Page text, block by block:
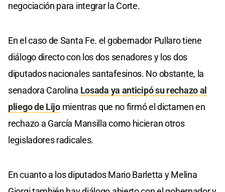
negociación para integrar la Corte.
En el caso de Santa Fe. el gobernador Pullaro tiene
diálogo directo con los dos senadores y los dos
diputados nacionales santafesinos. No obstante, la
senadora Carolina Losada ya anticipó su rechazo al
pliego de Lijomientras que no firmó el dictamen en
rechazo a García Mansilla como hicieran otros
legisladores radicales.
En cuanto a los diputados Mario Barletta y Melina